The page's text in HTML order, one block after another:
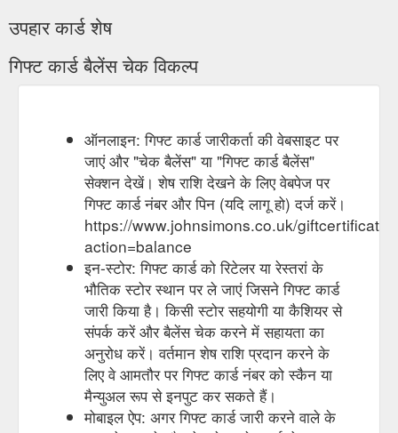
उपहार कार्ड शेष
गिफ्ट कार्ड बैलेंस चेक विकल्प
ऑनलाइन: गिफ्ट कार्ड जारीकर्ता की वेबसाइट पर
जाएं और "चेक बैलेंस" या "गिफ्ट कार्ड बैलेंस"
सेक्शन देखें। शेष राशि देखने के लिए वेबपेज पर
गिफ्ट कार्ड नंबर और पिन (यदि लागू हो) दर्ज करें।
https://www.johnsimons.co.uk/
action=balance
इन-स्टोर: गिफ्ट कार्ड को रिटेलर या रेस्तरां के
भौतिक स्टोर स्थान पर ले जाएं जिसने गिफ्ट कार्ड
जारी किया है। किसी स्टोर सहयोगी या कैशियर से
संपर्क करें और बैलेंस चेक करने में सहायता का
अनुरोध करें। वर्तमान शेष राशि प्रदान करने के
लिए वे आमतौर पर गिफ्ट कार्ड नंबर को स्कैन या
मैन्युअल रूप से इनपुट कर सकते हैं।
मोबाइल ऐप: अगर गिफ्ट कार्ड जारी करने वाले के